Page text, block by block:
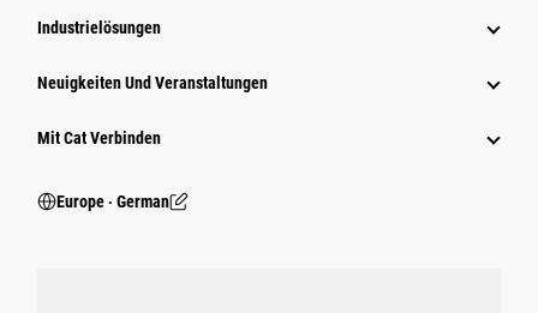
Industrielösungen
Neuigkeiten Und Veranstaltungen
Mit Cat Verbinden
Europe ‧ German